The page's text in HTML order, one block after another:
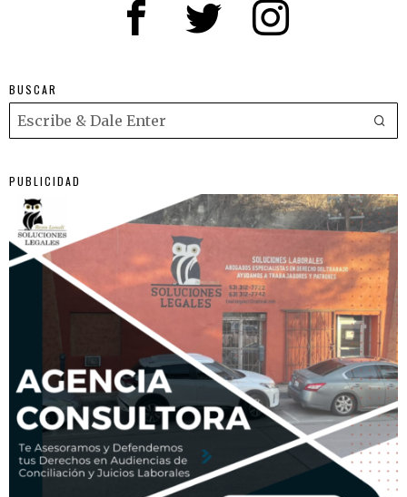
BUSCAR
PUBLICIDAD